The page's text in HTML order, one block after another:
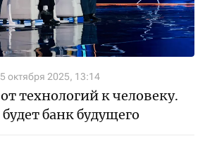
октября 2025, 13:14
технологий к человеку.
банк будущего